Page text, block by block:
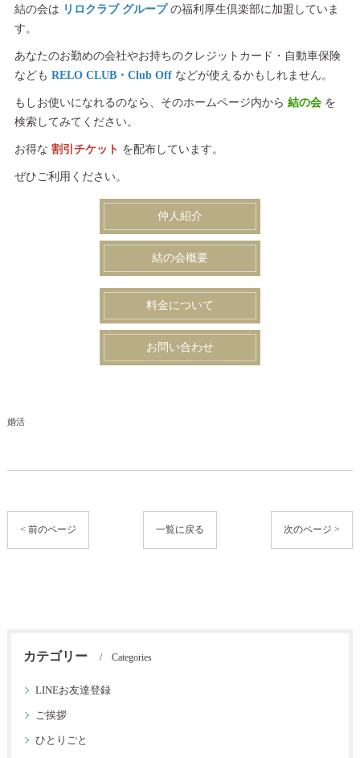
結の会は リロクラブ グループ の福利厚生倶楽部に加盟していま
す。
あなたのお勤めの会社やお持ちのクレジットカード・自動車保険
なども RELO CLUB・Club Offなどが使えるかもしれません。
もしお使いになれるのなら、そのホームページ内から 結の会を
検索してみてください。
お得な 割引チケット を配布しています。
ぜひご利用ください。
仲人紹介
結の会概要
料金について
お問い合わせ
婚活
< 前のページ 一覧に戻る 次のページ >
カテゴリー Categories
LINEお友達登録
ご挨拶
ひとりごと